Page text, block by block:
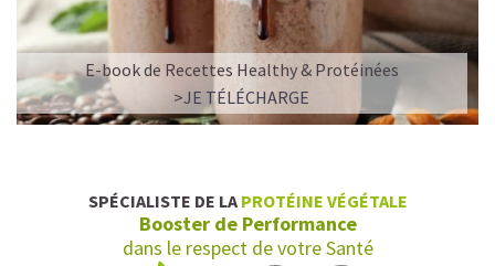
E-book de Recettes Healthy & Protéinées
>JE TÉLÉCHARGE
SPÉCIALISTE DE LA PROTÉINE VÉGÉTALE
Booster de Performance
dans le respect de votre Santé